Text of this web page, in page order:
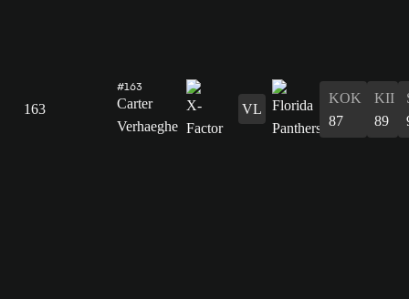
163
#163
Carter
Verhaeghe
VL
KOK
87
KII
89